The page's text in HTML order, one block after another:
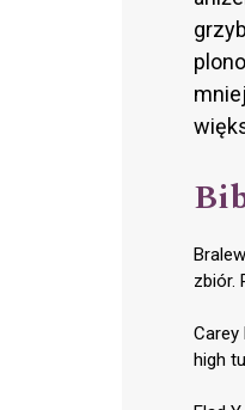
zbiór.
Carey
high